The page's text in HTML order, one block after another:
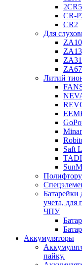
2CR5
CR-
CR2
Для
Литий
Saft
Батарейки
учета, для
ЧПУ
Аккумуляторы
пайку.